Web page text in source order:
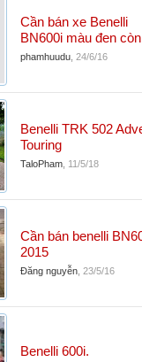
Cần bán xe Benelli
BN600i màu đen
phamhuudu 24/6/16
Benelli TRK 502
Touring
TaloPham 11/5/18
Cần bán benelli
2015
Đăng nguyễn 23/5/16
Benelli 600i.